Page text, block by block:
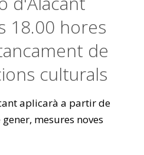
18.00 hores
de
culturals
aplicarà a partir de
mesures noves